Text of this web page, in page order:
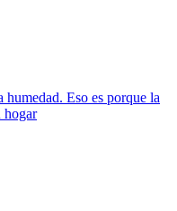
Eso es porque la
hogar